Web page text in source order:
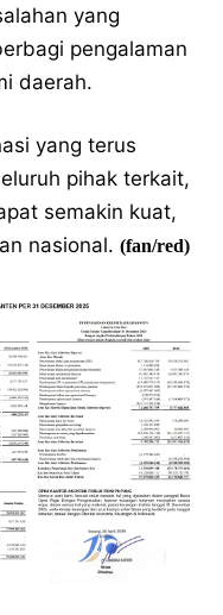
yang
pengalaman
daerah.
yang terus
pihak terkait,
semakin kuat,
nasional. (fan/red)